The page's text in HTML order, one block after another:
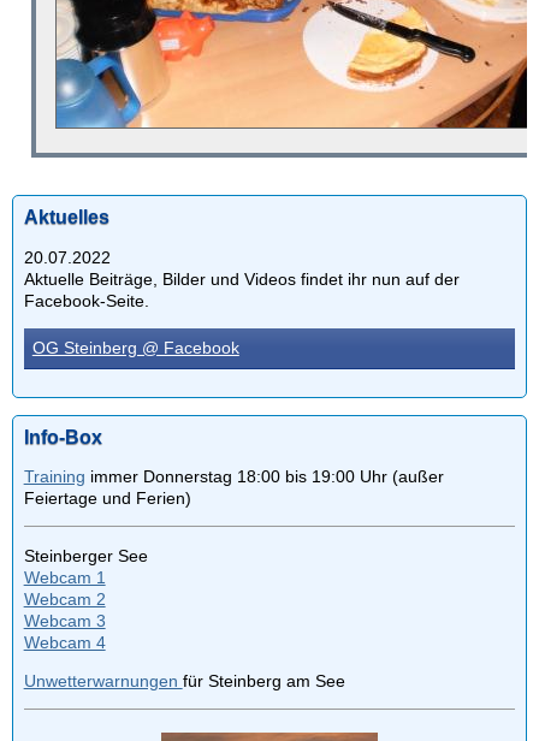
Aktuelles
20.07.2022
Aktuelle Beiträge, Bilder und Videos findet ihr nun auf der
Facebook-Seite.
OG Steinberg @ Facebook
Info-Box
Training immer Donnerstag 18:00 bis 19:00 Uhr (außer
Feiertage und Ferien)
Steinberger See
Webcam 1
Webcam 2
Webcam 3
Webcam 4
Unwetterwarnungen für Steinberg am See